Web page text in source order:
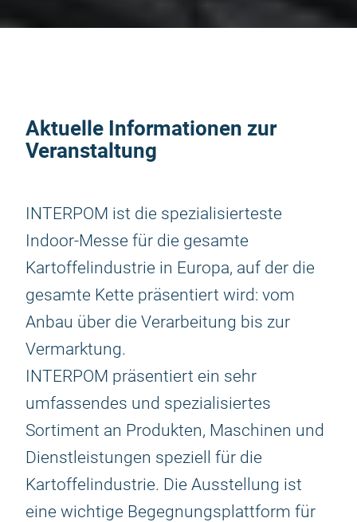
Aktuelle Informationen zur
Veranstaltung
INTERPOM ist die spezialisierteste
Indoor-Messe für die gesamte
Kartoffelindustrie in Europa, auf der die
gesamte Kette präsentiert wird: vom
Anbau über die Verarbeitung bis zur
Vermarktung.
INTERPOM präsentiert ein sehr
umfassendes und spezialisiertes
Sortiment an Produkten, Maschinen und
Dienstleistungen speziell für die
Kartoffelindustrie. Die Ausstellung ist
eine wichtige Begegnungsplattform für